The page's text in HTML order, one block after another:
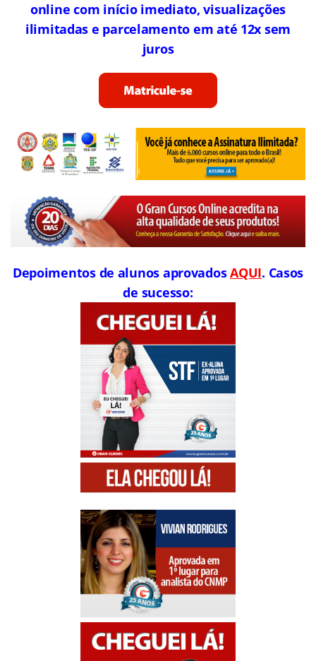
online com início imediato, visualizações
ilimitadas e parcelamento em até 12x sem
juros
Depoimentos de alunos aprovadosAQUI. Casos
de sucesso: